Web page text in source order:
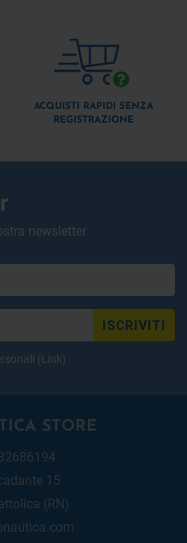
ACQUISTI RAPIDI SENZA
REGISTRAZIONE
newsletter
ISCRIVITI
(Link)
STORE
15
(RN)